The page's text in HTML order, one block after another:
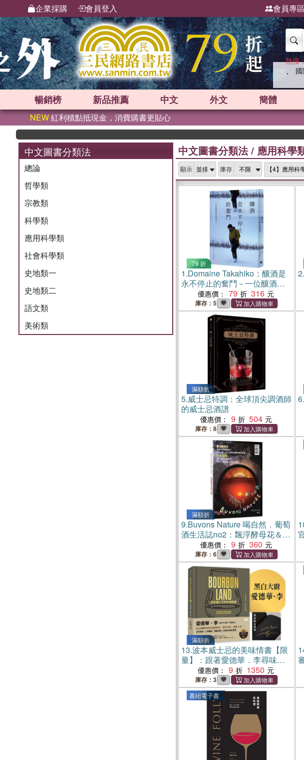
企業採購 會員登入 會員專區
熱搜
、
暢銷榜 新品推薦 中文 外文 簡體
NEW紅利積點抵現金，消費購書更貼心
中文圖書分類法
總論
哲學類
宗教類
科學類
應用科學類
社會科學類
史地類一
史地類二
語文類
美術類
中文圖書分類法/ 應用科學
顯示 庫存
79 折
1.Domaine Takahiko：釀酒是
永不停止的奮鬥－一位釀酒師
的熱情宣言－曾我貴彥與北海
道余市自然酒成長史
優惠價： 79 316
庫存：5
2.
滿額折
5.威士忌特調：全球頂尖調酒師
的威士忌酒譜
優惠價： 9 504
庫存：8
6.
滿額折
9.Buvons Nature 喝自然．葡萄
酒生活誌no2：飄浮酵母花＆台
味下酒菜優惠價： 9 360
庫存：6
滿額折
13.波本威士忌的美味情書【限
量】：跟著愛德華．李尋味肯
塔基，探索靈魂故鄉醺然滋味
（贈2025臺灣美國威士忌節好
禮）
優惠價： 9 1350
庫存：3
書紐電子書